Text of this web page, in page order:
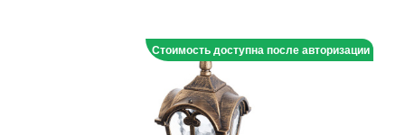
Стоимость доступна после авторизации